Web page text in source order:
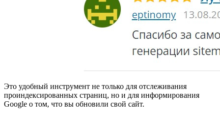
Это удобный инструмент не только для отслеживания
проиндексированных страниц, но и для информирования
Google о том, что вы обновили свой сайт.